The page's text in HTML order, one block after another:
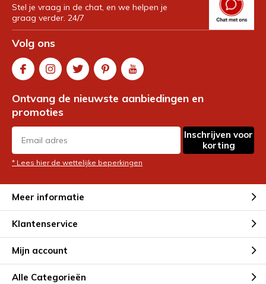
Stel je vraag in de chat, en we helpen je
graag verder. 24/7
Volg ons
Ontvang de nieuwste aanbiedingen en
promoties
Inschrijven voor
korting
* Lees hier de wettelijke beperkingen
Meer informatie
Klantenservice
Mijn account
Alle Categorieën